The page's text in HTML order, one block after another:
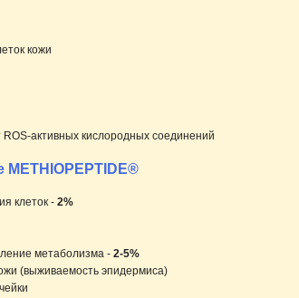
кожи
активных кислородных соединений
METHIOPEPTIDE®
клеток -2%
метаболизма -2-5%
(выживаемость эпидермиса)